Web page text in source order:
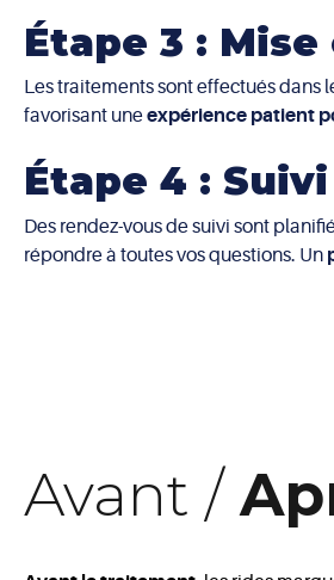
Étape 3 :
Les traitements sont effectués dans
favorisant uneexpérience patient
Étape 4 :
Des rendez-vous de suivi sont
répondre à toutes vos questions. Un
Avant /